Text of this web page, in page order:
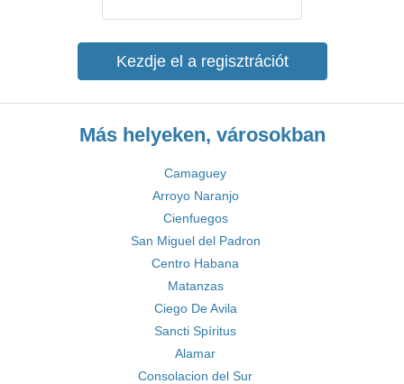
Kezdje el a regisztrációt
Más helyeken, városokban
Camaguey
Arroyo Naranjo
Cienfuegos
San Miguel del Padron
Centro Habana
Matanzas
Ciego De Avila
Sancti Spíritus
Alamar
Consolacion del Sur